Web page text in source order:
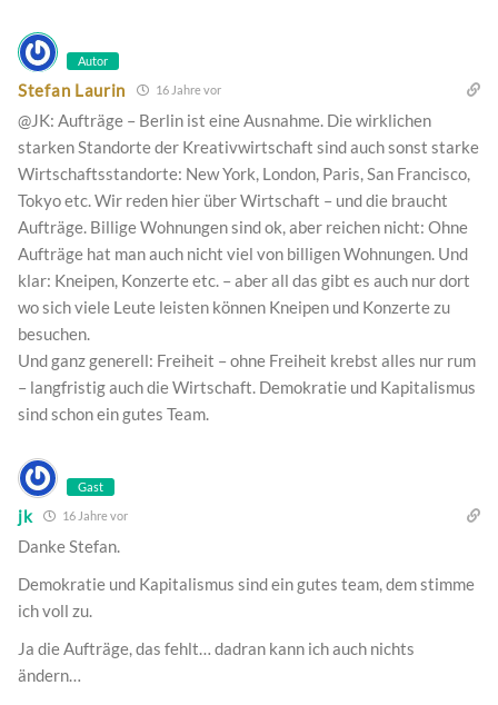
Autor
Stefan Laurin 16 Jahre vor
@JK: Aufträge – Berlin ist eine Ausnahme. Die wirklichen
starken Standorte der Kreativwirtschaft sind auch sonst starke
Wirtschaftsstandorte: New York, London, Paris, San Francisco,
Tokyo etc. Wir reden hier über Wirtschaft – und die braucht
Aufträge. Billige Wohnungen sind ok, aber reichen nicht: Ohne
Aufträge hat man auch nicht viel von billigen Wohnungen. Und
klar: Kneipen, Konzerte etc. – aber all das gibt es auch nur dort
wo sich viele Leute leisten können Kneipen und Konzerte zu
besuchen.
Und ganz generell: Freiheit – ohne Freiheit krebst alles nur rum
– langfristig auch die Wirtschaft. Demokratie und Kapitalismus
sind schon ein gutes Team.
Gast
jk 16 Jahre vor
Danke Stefan.
Demokratie und Kapitalismus sind ein gutes team, dem stimme
ich voll zu.
Ja die Aufträge, das fehlt… dadran kann ich auch nichts
ändern…